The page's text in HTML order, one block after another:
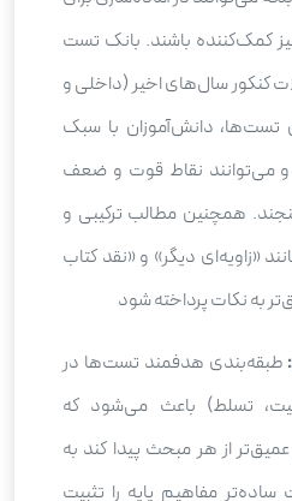
کمک‌کننده باشند. بانک تست
کنکور سال‌های اخیر (داخلی و
دانش‌آموزان با سبک
و می‌توانند نقاط قوت و ضعف
همچنین مطالب ترکیبی و
«زاویه‌ای دیگر» و «نقد کتاب
به نکات پرداخته شود
طبقه‌بندی هدفمند تست‌ها در
تسلط) باعث می‌شود که
از هر مبحث پیدا کند به
ساده‌تر مفاهیم پایه را تثبیت